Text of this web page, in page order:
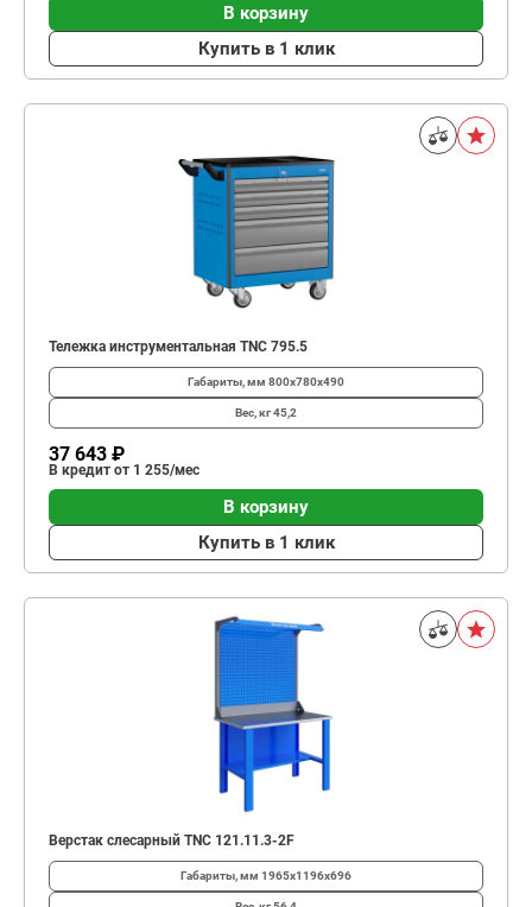
В корзину
Купить в 1 клик
Тележка инструментальная TNC 795.5
Габариты, мм 800x780x490
Вес, кг45,2
37 643 ₽
В кредит от 1 255/мес
В корзину
Купить в 1 клик
Верстак слесарный TNC 121.11.3-2F
Габариты, мм 1965x1196x696